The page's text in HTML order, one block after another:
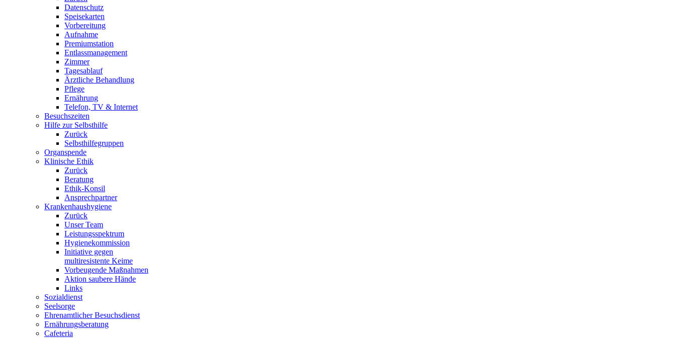
Datenschutz
Speisekarten
Vorbereitung
Aufnahme
Premiumstation
Entlassmanagement
Zimmer
Tagesablauf
Ärztliche Behandlung
Pflege
Ernährung
Telefon, TV & Internet
Besuchszeiten
Hilfe zur Selbsthilfe
Zurück
Selbsthilfegruppen
Organspende
Klinische Ethik
Zurück
Beratung
Ethik-Konsil
Ansprechpartner
Krankenhaushygiene
Zurück
Unser Team
Leistungsspektrum
Hygienekommission
Initiative gegen
multiresistente Keime
Vorbeugende Maßnahmen
Aktion saubere Hände
Links
Sozialdienst
Seelsorge
Ehrenamtlicher Besuchsdienst
Ernährungsberatung
Cafeteria